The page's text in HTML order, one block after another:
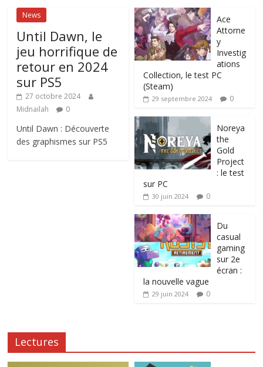
News
Until Dawn, le
jeu horrifique de
retour en 2024
sur PS5
27 octobre 2024
Midnailah
0
Until Dawn : Découverte
des graphismes sur PS5
Ace
Attorne
y
Investig
ations
Collection, le test PC
(Steam)
29 septembre 2024 0
Noreya
the
Gold
Project
: le test
sur PC
30 juin 2024 0
Du
casual
gaming
sur 2e
écran :
la nouvelle vague
29 juin 2024 0
Lectures